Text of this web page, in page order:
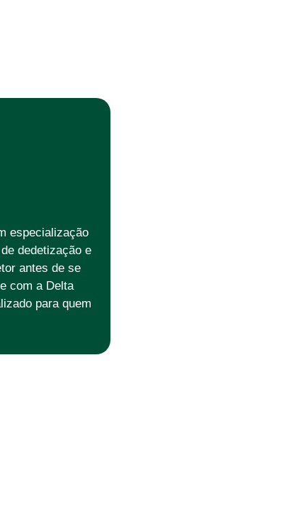
especialização
dedetização e
antes de se
com a Delta
para quem